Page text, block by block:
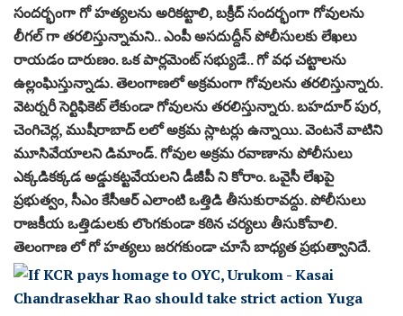
సందర్భంగా గో హత్యలను అరికట్టాలి, బక్రీద్ సందర్భంగా గోవులను
లీగల్ గా తరలిస్తున్నామని.. ఎంపీ అసదుద్దీన్ పోలీసులకు లేఖలు
రాయడం దారుణం. ఒక పార్లమెంట్ సభ్యుడే.. గో వధ చట్టాలను
ఉల్లంఘిస్తున్నాడు. తెలంగాణలో అక్రమంగా గోవులను తరలిస్తున్నారు.
వెటర్నరీ సెర్టిఫికెట్ లేకుండా గోవులను తరలిస్తున్నారు. బహదూర్ పుర,
చెంగిచెర్ల, ముషీరాబాద్ లలో అక్రమ స్లాటర్లు ఉన్నాయి. వెంటనే వాటిని
మూసివేయాలని డిమాండ్. గోవుల అక్రమ రవాణాను పోలీసులు
ఎక్కడికక్కడ అడ్డుకట్టవేయలని డీజీపీ ని కోరాం. ఒవైసీ లేఖపై
ప్రభుత్వం, సీఎం కేసీఆర్ ఎలాంటి ఒత్తిడి తీసుకురావద్దు. పోలీసులు
రాజకీయ ఒత్తిడులకు లొంగకుండా కఠిన చర్యలు తీసుకోవాలి.
తెలంగాణ లో గో హత్యలు జరగకుండా చూసే బాధ్యత ప్రభుత్వానిదే.